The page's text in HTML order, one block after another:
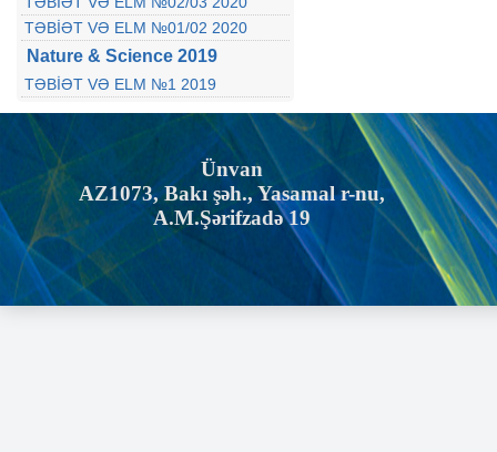
TƏBİƏT VƏ ELM №01/02 2020
Nature & Science 2019
TƏBİƏT VƏ ELM №1 2019
Ünvan
AZ1073, Bakı şəh., Yasamal r-nu,
A.M.Şərifzadə 19